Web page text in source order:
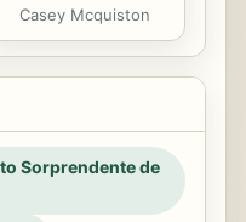
Casey Mcquiston
Sorprendente de